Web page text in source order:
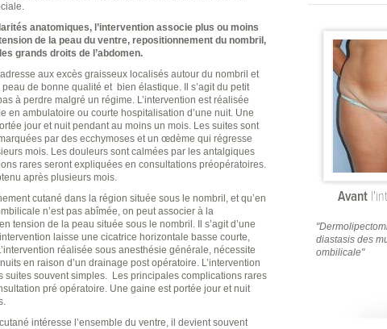
anatomiques, l’intervention associe plus ou moins
de la peau du ventre, repositionnement du nombril,
grands droits de l’abdomen.
aux excès graisseux localisés autour du nombril et
de bonne qualité et bien élastique. Il s’agit du petit
à perdre malgré un régime. L’intervention est réalisée
en ambulatoire ou courte hospitalisation d’une nuit. Une
jour et nuit pendant au moins un mois. Les suites sont
par des ecchymoses et un œdème qui régresse
mois. Les douleurs sont calmées par les antalgiques
rares seront expliquées en consultations préopératoires.
après plusieurs mois.
cutané dans la région située sous le nombril, et qu’en
n’est pas abîmée, on peut associer à la
tension de la peau située sous le nombril. Il s’agit d’une
laisse une cicatrice horizontale basse courte,
réalisée sous anesthésie générale, nécessite
en raison d’un drainage post opératoire. L’intervention
suites souvent simples. Les principales complications rares
pré opératoire. Une gaine est portée jour et nuit
intéresse l’ensemble du ventre, il devient souvent
Avant
diastasis des
ombilicale"